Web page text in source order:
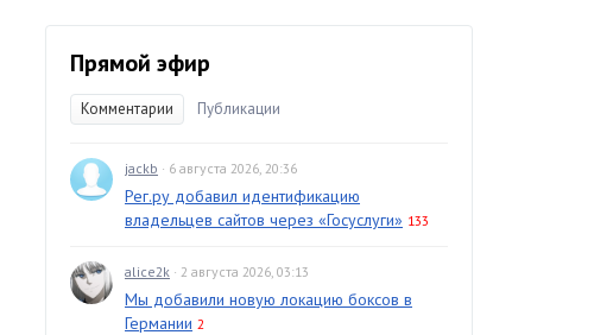
Прямой эфир
Комментарии Публикации
jackb · 6 августа 2026, 20:36
Рег.ру добавил идентификацию
владельцев сайтов через «Госуслуги» 133
alice2k · 2 августа 2026, 03:13
Мы добавили новую локацию боксов в
Германии 2